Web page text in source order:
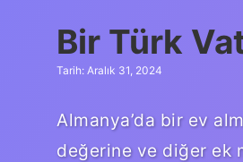
Bir Türk
Tarih: Aralık 31, 2024
Almanya’da bir ev
değerine ve diğer ek